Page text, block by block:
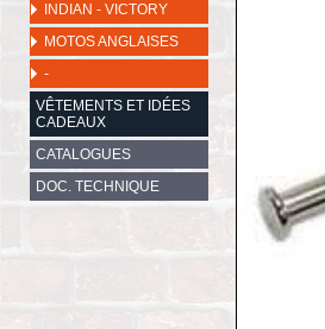
INDIAN - VICTORY
MOTOS ANGLAISES
-
VÊTEMENTS ET IDÉES
CADEAUX
CATALOGUES
DOC. TECHNIQUE